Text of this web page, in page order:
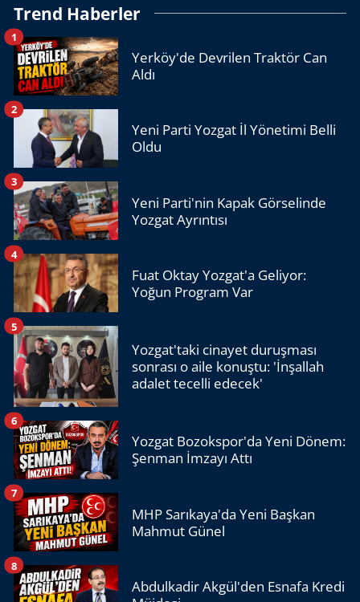
Trend Haberler
Yerköy'de Devrilen Traktör Can
Aldı
1
Yeni Parti Yozgat İl Yönetimi Belli
Oldu
2
Yeni Parti'nin Kapak Görselinde
Yozgat Ayrıntısı
3
Fuat Oktay Yozgat'a Geliyor:
Yoğun Program Var
4
Yozgat'taki cinayet duruşması
sonrası o aile konuştu: 'İnşallah
adalet tecelli edecek'
5
Yozgat Bozokspor'da Yeni Dönem:
Şenman İmzayı Attı
6
MHP Sarıkaya'da Yeni Başkan
Mahmut Günel
7
Abdulkadir Akgül'den Esnafa Kredi
8